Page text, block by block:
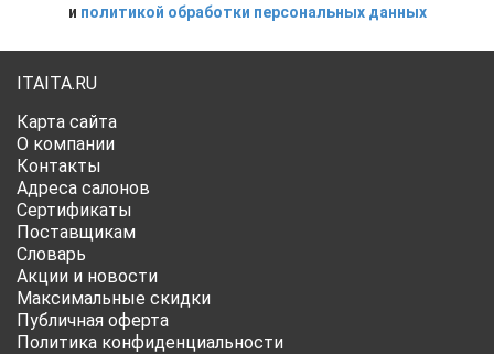
и политикой обработки персональных данных
ITAITA.RU
Карта сайта
О компании
Контакты
Адреса салонов
Сертификаты
Поставщикам
Словарь
Акции и новости
Максимальные скидки
Публичная оферта
Политика конфиденциальности